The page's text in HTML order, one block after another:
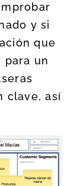
y si
que
para un
clave, así